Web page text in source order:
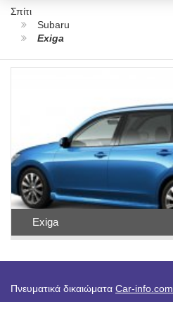
Σπίτι
Subaru
Exiga
Exiga
Πνευματικά δικαιώματα Car-info.com